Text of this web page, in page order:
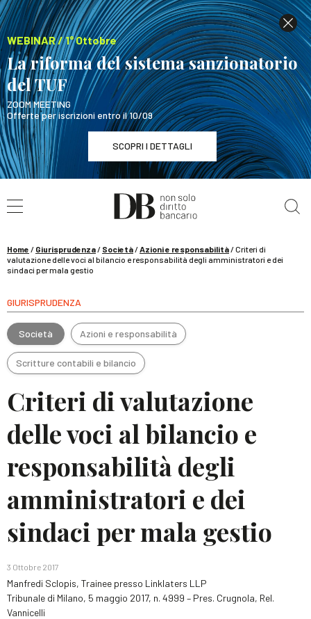
WEBINAR / 1° Ottobre
La riforma del sistema sanzionatorio
del TUF
ZOOM MEETING
Offerte per iscrizioni entro il 10/09
SCOPRI I DETTAGLI
WEBINAR / 1° Ottobre
La riforma del sistema sanzionatorio del TUF
Home / Giurisprudenza/ Società/Azioni e responsabilità/Criteri di
valutazione delle voci al bilancio e responsabilità degli amministratori e dei
sindaci per mala gestio
GIURISPRUDENZA
Società Azioni e responsabilità
Scritture contabili e bilancio
Criteri di valutazione
delle voci al bilancio e
responsabilità degli
amministratori e dei
sindaci per mala gestio
3 Ottobre 2017
Manfredi Sclopis, Trainee presso Linklaters LLP
Tribunale di Milano, 5 maggio 2017, n. 4999 – Pres. Crugnola, Rel.
Vannicelli